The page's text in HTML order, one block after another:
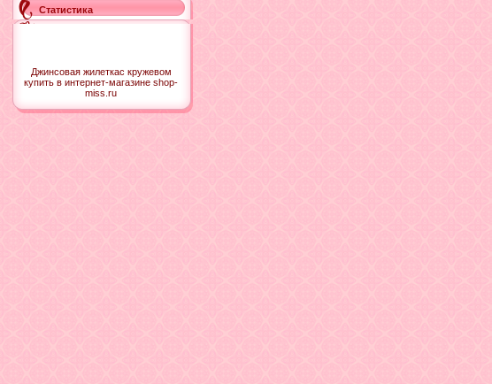
Статистика
Джинсовая жилеткас кружевом
купить в интернет-магазине shop-
miss.ru